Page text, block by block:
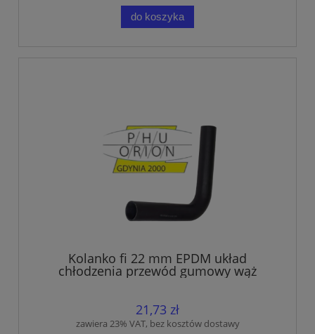
do koszyka
Kolanko fi 22 mm EPDM układ
chłodzenia przewód gumowy wąż
21,73 zł
zawiera 23% VAT, bez kosztów dostawy